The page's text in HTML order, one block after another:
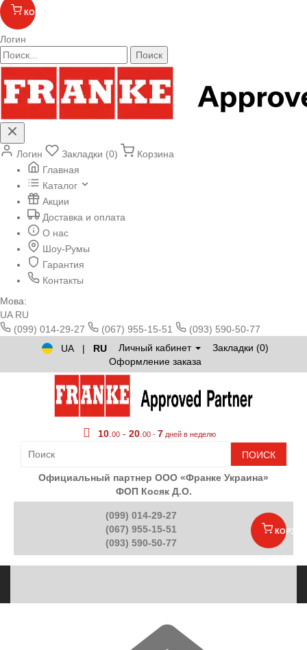
КОРЗИНА
Логин
Поиск
Логин Закладки (0)
Корзина
Главная
Каталог
Акции
Доставка и оплата
О нас
Шоу-Румы
Гарантия
Контакты
Мова:
UA RU
(099) 014-29-27
(067) 955-15-51
(093) 590-50-77
UA
| RU Личный кабинет
Закладки (0)
Оформление заказа
10 00 - 20 00 - 7 дней в неделю
ПОИСК
Официальный партнер ООО «Франке Украина»
ФОП Косяк Д.О.
(099) 014-29-27
(067) 955-15-51
(093) 590-50-77